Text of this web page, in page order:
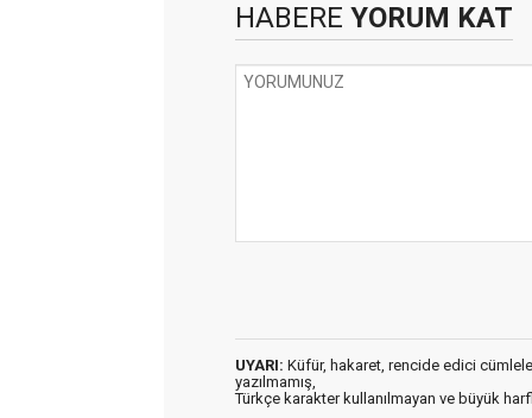
HABERE YORUM KAT
UYARI: Küfür, hakaret, rencide edici
yazılmamış,
Türkçe karakter kullanılmayan ve büyük